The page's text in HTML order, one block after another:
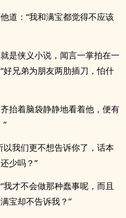
道：“我和满宝都觉得不应该
是侠义小说，闻言一掌拍在一
好兄弟为朋友两肋插刀，怕什
抬着脑袋静静地看着他，便有
”
以我们更不想告诉你了，话本
少吗？”
我才不会做那种蠢事呢，而且
宝却不告诉我？”